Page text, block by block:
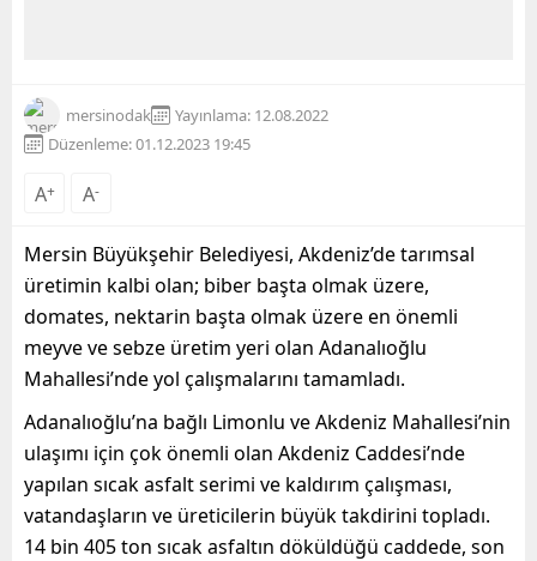
mersinodak
Yayınlama: 12.08.2022
Düzenleme: 01.12.2023 19:45
A+ A-
Mersin Büyükşehir Belediyesi, Akdeniz’de tarımsal
üretimin kalbi olan; biber başta olmak üzere,
domates, nektarin başta olmak üzere en önemli
meyve ve sebze üretim yeri olan Adanalıoğlu
Mahallesi’nde yol çalışmalarını tamamladı.
Adanalıoğlu’na bağlı Limonlu ve Akdeniz Mahallesi’nin
ulaşımı için çok önemli olan Akdeniz Caddesi’nde
yapılan sıcak asfalt serimi ve kaldırım çalışması,
vatandaşların ve üreticilerin büyük takdirini topladı.
14 bin 405 ton sıcak asfaltın döküldüğü caddede, son